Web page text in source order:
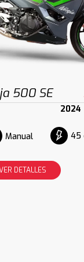
500 SE
2024
Manual 45
DETALLES